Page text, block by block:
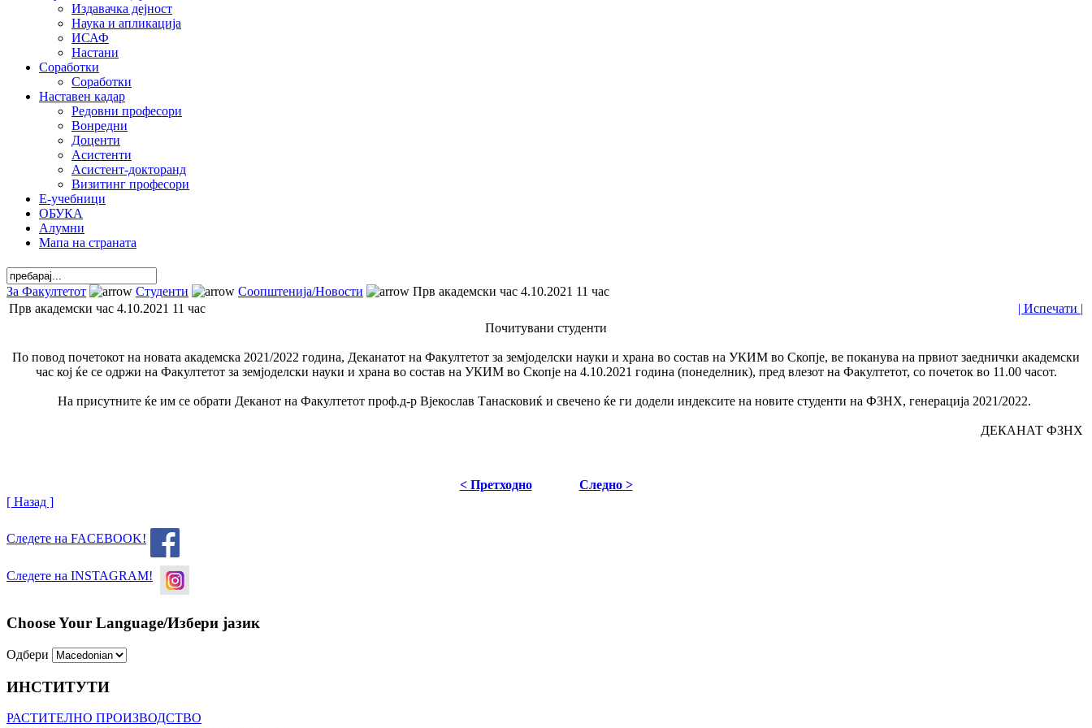
Издавачка дејност
Наука и апликација
ИСАФ
Настани
Соработки
Соработки
Наставен кадар
Редовни професори
Вонредни
Доценти
Асистенти
Асистент-докторанд
Визитинг професори
Е-учебници
ОБУКА
Алумни
Мапа на страната
За Факултетот Студенти Соопштенија/Новости
Прв академски час 4.10.2021 11 час
Прв академски час 4.10.2021 11 час
| Испечати |
Почитувани студенти
По повод почетокот на новата академска 2021/2022 година, Деканатот на Факултетот за земјоделски науки и храна во состав на УКИМ во Скопје, ве поканува на првиот заеднички академски
час кој ќе се одржи на Факултетот за земјоделски науки и храна во состав на УКИМ во Скопје на 4.10.2021 година (понеделник), пред влезот на Факултетот, со почеток во 11.00 часот.
На присутните ќе им се обрати Деканот на Факултетот проф.д-р Вјекослав Танасковиќ и свечено ќе ги додели индексите на новите студенти на ФЗНХ, генерација 2021/2022.
ДЕКАНАТ ФЗНХ
< Претходно
Следно >
[ Назад ]
Следете на FACEBOOK!
Следете на INSTAGRAM!
Choose Your Language/Избери јазик
Одбери
ИНСТИТУТИ
РАСТИТЕЛНО ПРОИЗВОДСТВО